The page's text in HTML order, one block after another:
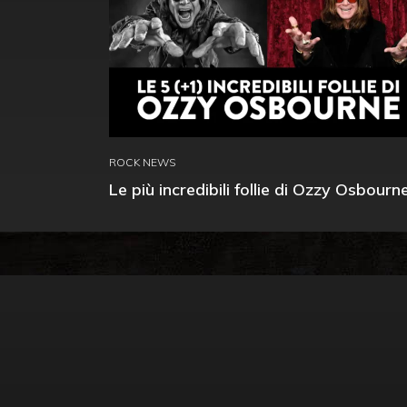
ROCK NEWS
Le più incredibili follie di Ozzy